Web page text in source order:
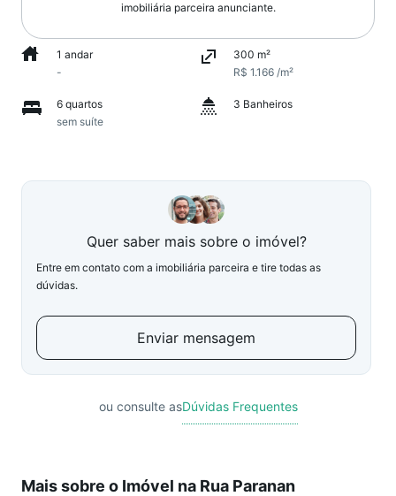
imobiliária parceira anunciante.
1 andar
-
300 m²
R$ 1.166 /m²
6 quartos
sem suíte
3 Banheiros
Quer saber mais sobre o imóvel?
Entre em contato com a imobiliária parceira e tire todas as
dúvidas.
Enviar mensagem
ou consulte asDúvidas Frequentes
Mais sobre o Imóvel na Rua Paranan